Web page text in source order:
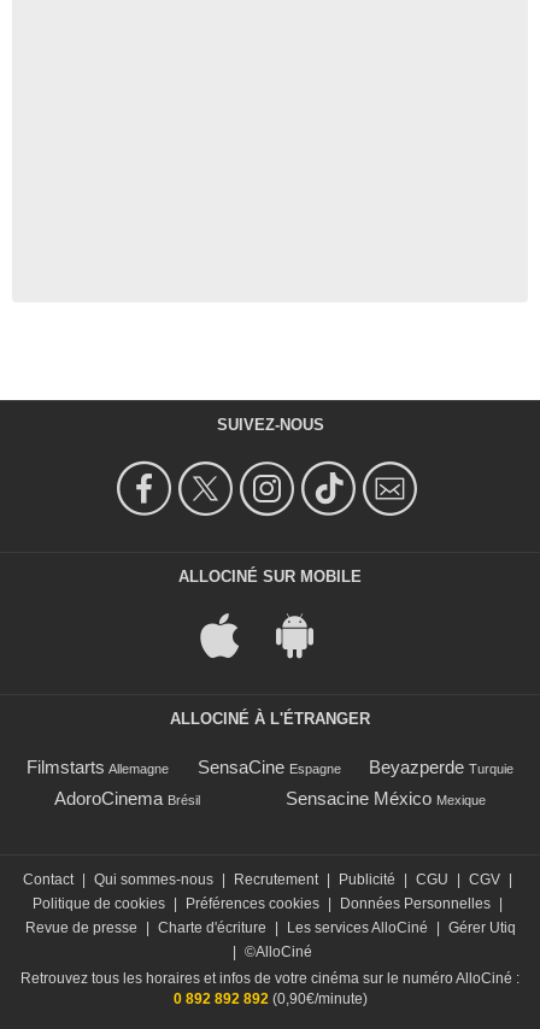
SUIVEZ-NOUS
ALLOCINÉ SUR MOBILE
ALLOCINÉ À L'ÉTRANGER
Filmstarts Allemagne SensaCine Espagne Beyazperde Turquie
AdoroCinema Brésil Sensacine México Mexique
Contact | Qui sommes-nous | Recrutement | Publicité | CGU | CGV |
Politique de cookies | Préférences cookies | Données Personnelles |
Revue de presse
| Charte d'écriture | Les services AlloCiné | Gérer Utiq
| ©AlloCiné
Retrouvez tous les horaires et infos de votre cinéma sur le numéro AlloCiné :
0 892 892 892(0,90€/minute)